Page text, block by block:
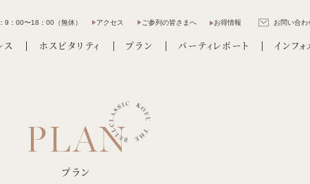
9：00〜18：00（無休） アクセス ご参列の皆さまへ お得情報 お問い合わ
ス ホスピタリティ プラン パーティレポート インフ
プラン